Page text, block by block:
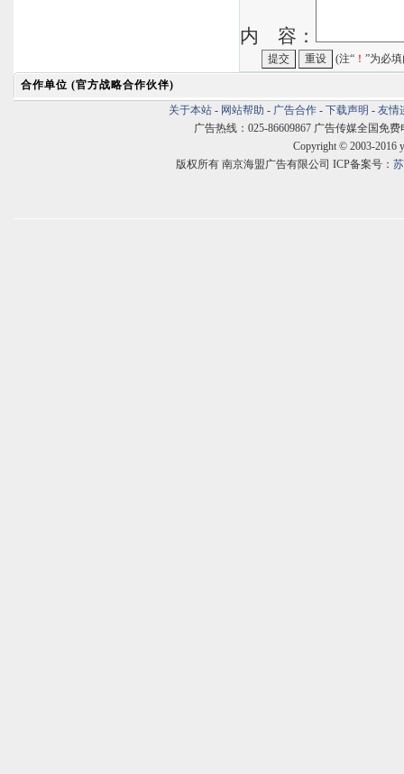
内 容：
(注“ ！ ”为必
合作单位 (官方战略合作伙伴)
关于本站 - 网站帮助 - 广告合作 - 下载声明 - 友情
广告热线：025-86609867 广告传媒全国免费
Copyright © 2003-2016
版权所有 南京海盟广告有限公司 ICP备案号：